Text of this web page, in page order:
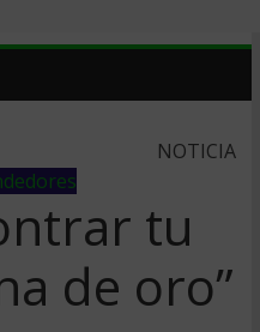
NOTICIA
tu
de oro”